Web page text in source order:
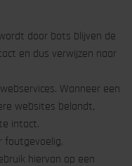
door bots blijven de
en dus verwijzen naar
Wanneer een
websites belandt,
intact.
foutgevoelig.
hiervan op een